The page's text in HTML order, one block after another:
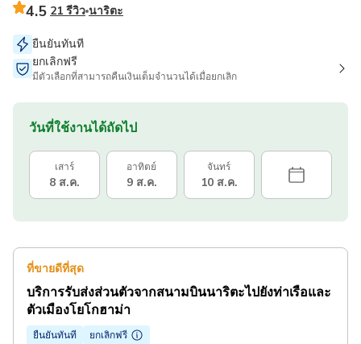
4.5 21 รีวิว นาริตะ
ยืนยันทันที
ยกเลิกฟรี
มีตัวเลือกที่สามารถคืนเงินเต็มจำนวนได้เมื่อยกเลิก
วันที่ใช้งานได้ถัดไป
เสาร์
8 ส.ค.
อาทิตย์
9 ส.ค.
จันทร์
10 ส.ค.
ที่ขายดีที่สุด
บริการรับส่งส่วนตัวจากสนามบินนาริตะไปยังท่าเรือและ
ตัวเมืองโยโกฮาม่า
ยืนยันทันที ยกเลิกฟรี